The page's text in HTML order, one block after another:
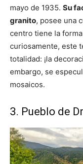
mayo de 1935. Su
granito, posee una
centro tiene la
curiosamente, este
totalidad: ¡la
embargo, se
mosaicos.
3. Pueblo de